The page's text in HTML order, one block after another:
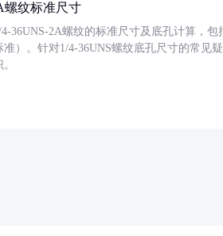
螺纹标准尺寸
36UNS-2A螺纹的标准尺寸及底孔计算，
准）。针对1/4-36UNS螺纹底孔尺寸的常